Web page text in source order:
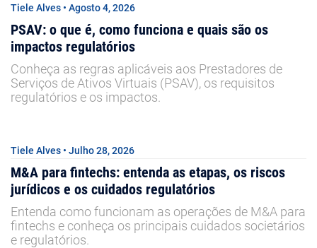
Tiele Alves • Agosto 4, 2026
PSAV: o que é, como funciona e quais são os
impactos regulatórios
Conheça as regras aplicáveis aos Prestadores de
Serviços de Ativos Virtuais (PSAV), os requisitos
regulatórios e os impactos.
Tiele Alves • Julho 28, 2026
M&A para fintechs: entenda as etapas, os riscos
jurídicos e os cuidados regulatórios
Entenda como funcionam as operações de M&A para
fintechs e conheça os principais cuidados societários
e regulatórios.